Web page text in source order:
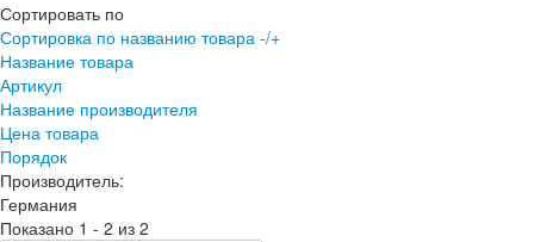
Сортировать по
Сортировка по названию товара -/+
Название товара
Артикул
Название производителя
Цена товара
Порядок
Производитель:
Германия
Показано 1 - 2 из 2